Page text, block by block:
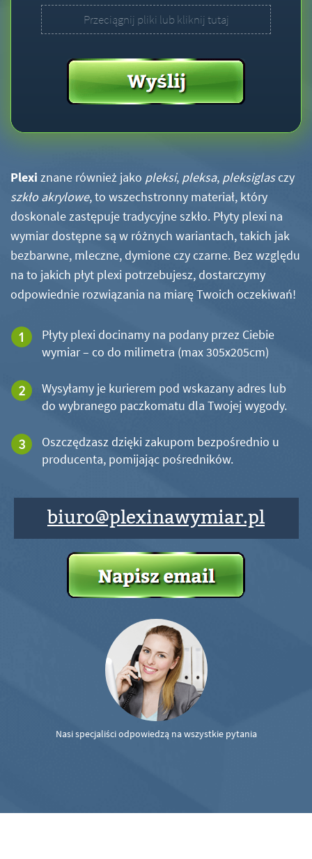
Przeciągnij pliki lub kliknij tutaj
Plexi znane również jako pleksi, pleksa, pleksiglasczy
szkło akrylowe, to wszechstronny materiał, który
doskonale zastępuje tradycyjne szkło. Płyty plexi na
wymiar dostępne są w różnych wariantach, takich jak
bezbarwne, mleczne, dymione czy czarne. Bez względu
na to jakich płyt plexi potrzebujesz, dostarczymy
odpowiednie rozwiązania na miarę Twoich oczekiwań!
Płyty plexi docinamy na podany przez Ciebie
wymiar – co do milimetra (max 305x205cm)
Wysyłamy je kurierem pod wskazany adres lub
do wybranego paczkomatu dla Twojej wygody.
Oszczędzasz dzięki zakupom bezpośrednio u
producenta, pomijając pośredników.
biuro@plexinawymiar.pl
Nasi specjaliści odpowiedzą na wszystkie pytania